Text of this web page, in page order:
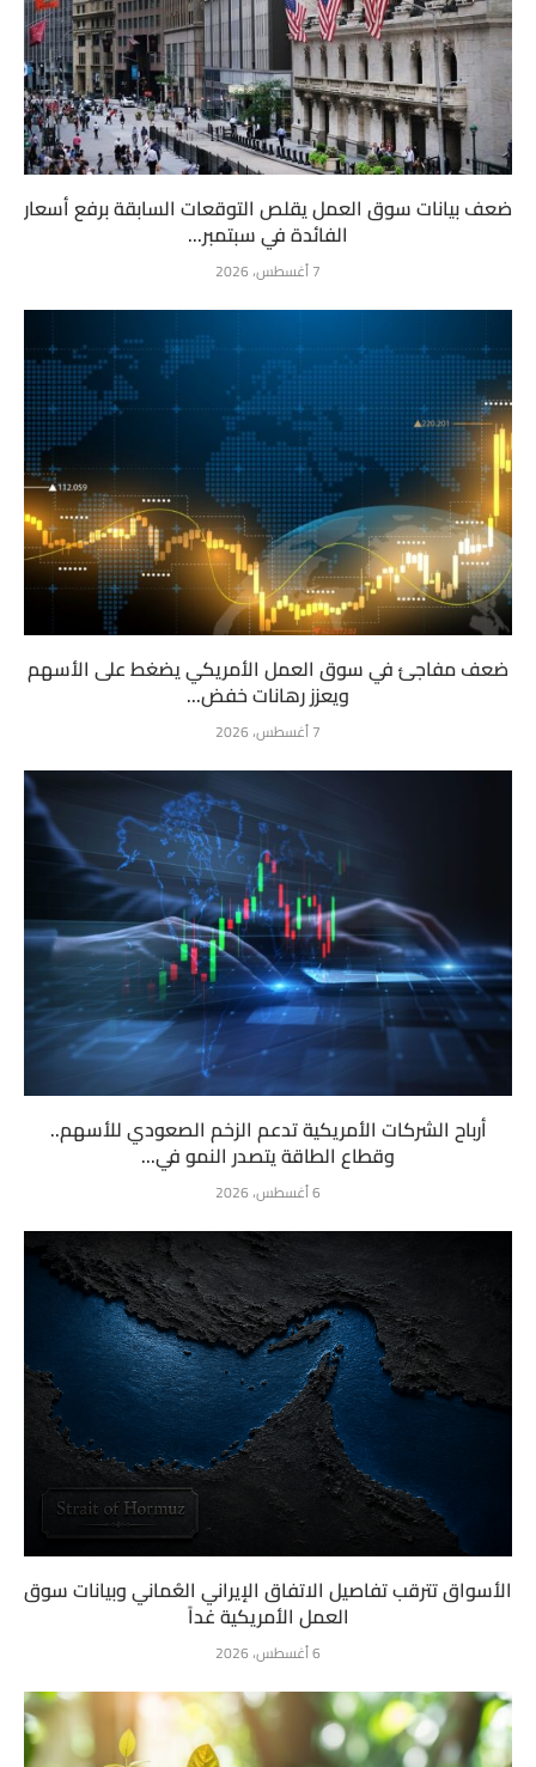
ضعف بيانات سوق العمل يقلص التوقعات السابقة برفع أسعار
الفائدة في سبتمبر...
7 أغسطس، 2026
ضعف مفاجئ في سوق العمل الأمريكي يضغط على الأسهم
ويعزز رهانات خفض...
7 أغسطس، 2026
أرباح الشركات الأمريكية تدعم الزخم الصعودي للأسهم..
وقطاع الطاقة يتصدر النمو في...
6 أغسطس، 2026
الأسواق تترقب تفاصيل الاتفاق الإيراني العُماني وبيانات سوق
العمل الأمريكية غداً
6 أغسطس، 2026